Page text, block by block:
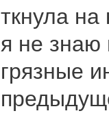
ткнула на
я не
грязные